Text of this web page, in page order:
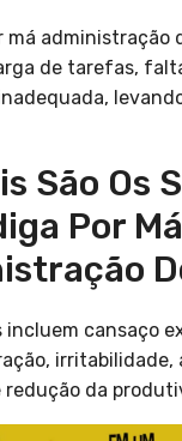
má administração
de tarefas,
São Os
Por Má
incluem cansaço
irritabilidade,
redução da